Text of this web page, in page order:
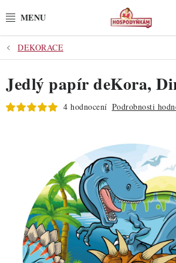
na
POTŘEBY
POMŮCKY
SUROVINY
PRO OSLAVY
DO KUCHYNĚ
POCHUTINY
DEKORACE
Jedlý papír deKora,
4 hodnocení Podrobnosti